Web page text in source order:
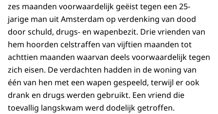
zes maanden voorwaardelijk geëist tegen een 25-
jarige man uit Amsterdam op verdenking van dood
door schuld, drugs- en wapenbezit. Drie vrienden van
hem hoorden celstraffen van vijftien maanden tot
achttien maanden waarvan deels voorwaardelijk tegen
zich eisen. De verdachten hadden in de woning van
één van hen met een wapen gespeeld, terwijl er ook
drank en drugs werden gebruikt. Een vriend die
toevallig langskwam werd dodelijk getroffen.